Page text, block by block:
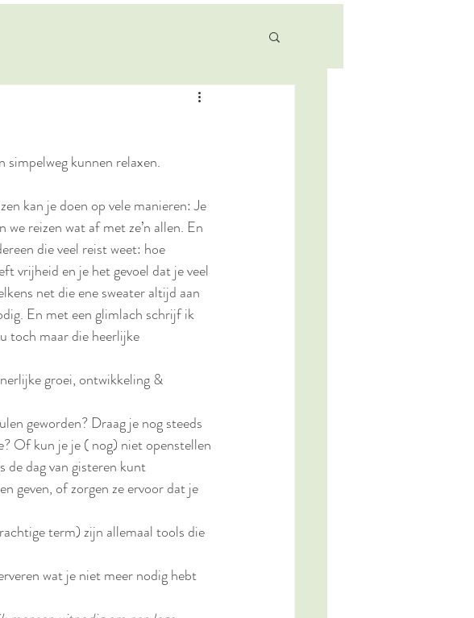
kan je doen op vele manieren: Je
reizen wat af met ze’n allen. En
die veel reist weet: hoe
vrijheid en je het gevoel dat je veel
net die ene sweater altijd aan
En met een glimlach schrijf ik
toch maar die heerlijke
groei, ontwikkeling &
geworden? Draag je nog steeds
Of kun je je ( nog) niet openstellen
de dag van gisteren kunt
geven, of zorgen ze ervoor dat je
term) zijn allemaal tools die
wat je niet meer nodig hebt